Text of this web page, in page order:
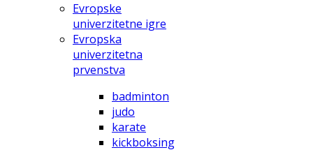
Evropske
univerzitetne igre
Evropska
univerzitetna
prvenstva
badminton
judo
karate
kickboksing